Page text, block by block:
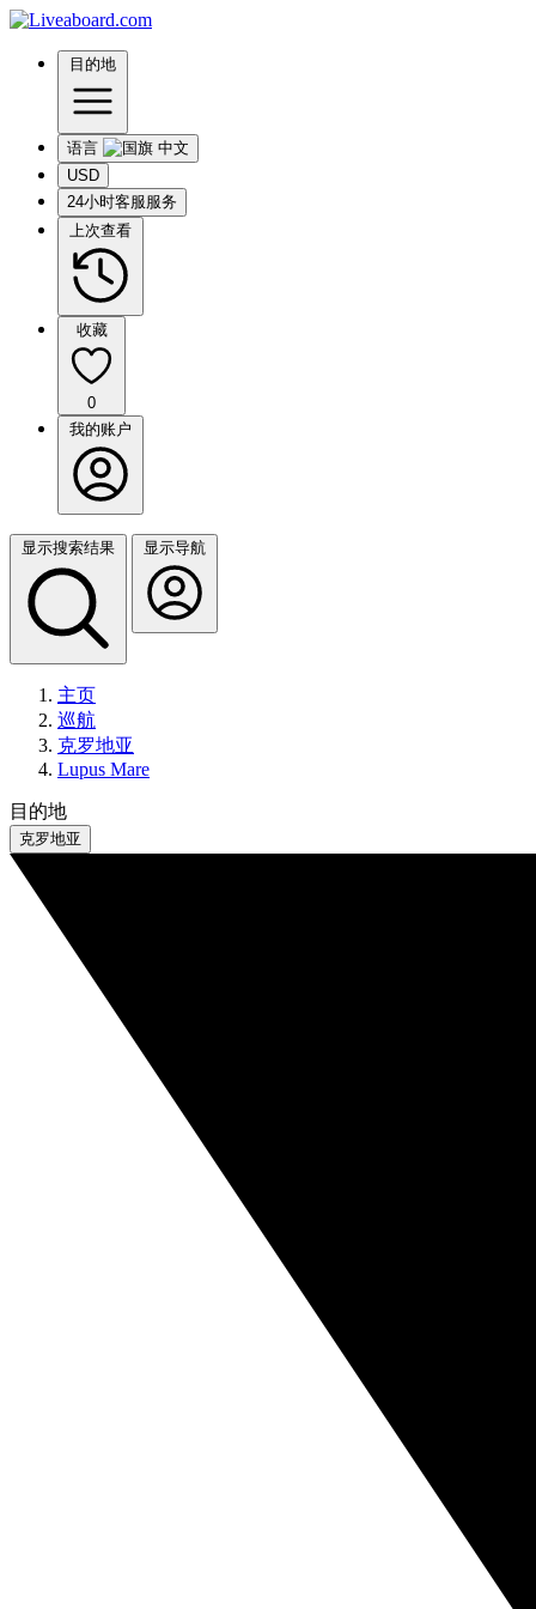
目的地
语言
USD
24小时客服服务
上次查看
收藏
0
我的账户
显示搜索结果 显示导航
主页
巡航
克罗地亚
Lupus Mare
目的地
克罗地亚